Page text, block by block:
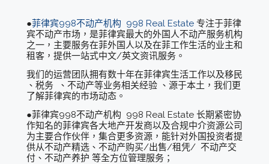
●菲律宾998不动产机构 998 Real Estate专注于菲律
宾不动产市场，是菲律宾最大的外国人不动产服务机构
之一，主要服务在菲外国人以及在菲工作生活的业主和
租客，提供一站式中文/英文资讯服务。
我们的运营团队拥有数十年在菲律宾生活工作以及移民
、税务 、不动产等业务相关经验 、源于本土，我们更
了解菲律宾的市场动态。
●菲律宾998不动产机构 998 Real Estate 长期紧密协
作知名的菲律宾各大地产开发商以及合规中介资源公司
为主要合作伙伴，集合更多资源，能针对外国投资者提
供从不动产精选、不动产购买/出售/租凭/ 不动产交
付、不动产养护 等全方位管理服务；